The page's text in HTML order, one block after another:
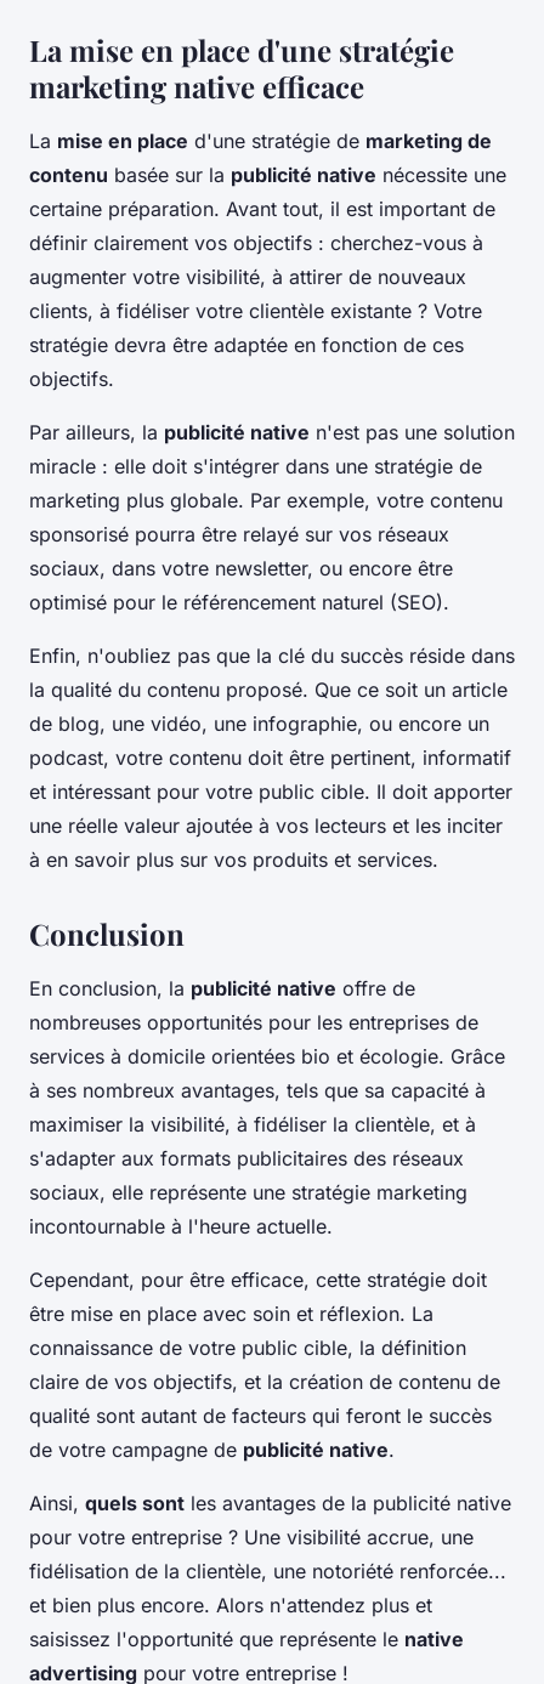
La mise en place d'une stratégie
marketing native efficace
La mise en place d'une stratégie de marketing de
contenu basée sur la publicité native nécessite une
certaine préparation. Avant tout, il est important de
définir clairement vos objectifs : cherchez-vous à
augmenter votre visibilité, à attirer de nouveaux
clients, à fidéliser votre clientèle existante ? Votre
stratégie devra être adaptée en fonction de ces
objectifs.
Par ailleurs, la publicité native n'est pas une solution
miracle : elle doit s'intégrer dans une stratégie de
marketing plus globale. Par exemple, votre contenu
sponsorisé pourra être relayé sur vos réseaux
sociaux, dans votre newsletter, ou encore être
optimisé pour le référencement naturel (SEO).
Enfin, n'oubliez pas que la clé du succès réside dans
la qualité du contenu proposé. Que ce soit un article
de blog, une vidéo, une infographie, ou encore un
podcast, votre contenu doit être pertinent, informatif
et intéressant pour votre public cible. Il doit apporter
une réelle valeur ajoutée à vos lecteurs et les inciter
à en savoir plus sur vos produits et services.
Conclusion
En conclusion, la publicité native offre de
nombreuses opportunités pour les entreprises de
services à domicile orientées bio et écologie. Grâce
à ses nombreux avantages, tels que sa capacité à
maximiser la visibilité, à fidéliser la clientèle, et à
s'adapter aux formats publicitaires des réseaux
sociaux, elle représente une stratégie marketing
incontournable à l'heure actuelle.
Cependant, pour être efficace, cette stratégie doit
être mise en place avec soin et réflexion. La
connaissance de votre public cible, la définition
claire de vos objectifs, et la création de contenu de
qualité sont autant de facteurs qui feront le succès
de votre campagne de publicité native.
Ainsi, quels sont les avantages de la publicité native
pour votre entreprise ? Une visibilité accrue, une
fidélisation de la clientèle, une notoriété renforcée...
et bien plus encore. Alors n'attendez plus et
saisissez l'opportunité que représente le native
advertising pour votre entreprise !